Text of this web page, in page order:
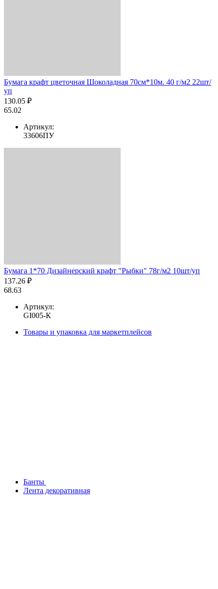
Бумага крафт цветочная Шоколадная 70см*10м. 40 г/м2 22шт/
уп
130.05 ₽
65.02
Артикул:
33606ПУ
Бумага 1*70 Дизайнерский крафт "Рыбки" 78г/м2 10шт/уп
137.26 ₽
68.63
Артикул:
GI005-К
Товары и упаковка для маркетплейсов
Банты
Лента декоративная